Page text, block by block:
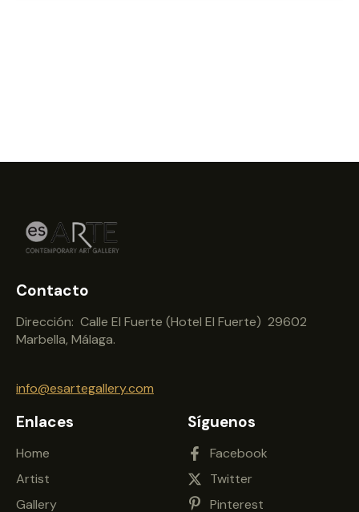
Contacto
Dirección: Calle El Fuerte (Hotel El Fuerte) 29602
Marbella, Málaga.
info@esartegallery.com
Enlaces
Home
Artist
Gallery
Síguenos
Facebook
Twitter
Pinterest